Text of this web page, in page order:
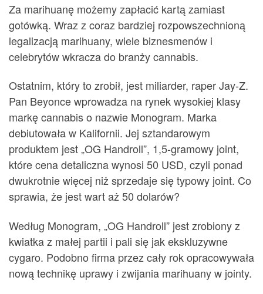
Za marihuanę możemy zapłacić kartą zamiast
gotówką. Wraz z coraz bardziej rozpowszechnioną
legalizacją marihuany, wiele biznesmenów i
celebrytów wkracza do branży cannabis.
Ostatnim, który to zrobił, jest miliarder, raper Jay-Z.
Pan Beyonce wprowadza na rynek wysokiej klasy
markę cannabis o nazwie Monogram. Marka
debiutowała w Kalifornii. Jej sztandarowym
produktem jest „OG Handroll”, 1,5-gramowy joint,
które cena detaliczna wynosi 50 USD, czyli ponad
dwukrotnie więcej niż sprzedaje się typowy joint. Co
sprawia, że ​​jest wart aż 50 dolarów?
Według Monogram, „OG Handroll” jest zrobiony z
kwiatka z małej partii i pali się jak ekskluzywne
cygaro. Podobno firma przez cały rok opracowywała
nową technikę uprawy i zwijania marihuany w jointy.